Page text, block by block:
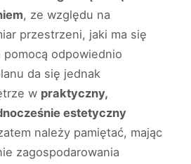
, ze względu na
przestrzeni, jaki ma się
odpowiednio
da się jednak
w praktyczny,
estetyczny
należy pamiętać, mając
zagospodarowania